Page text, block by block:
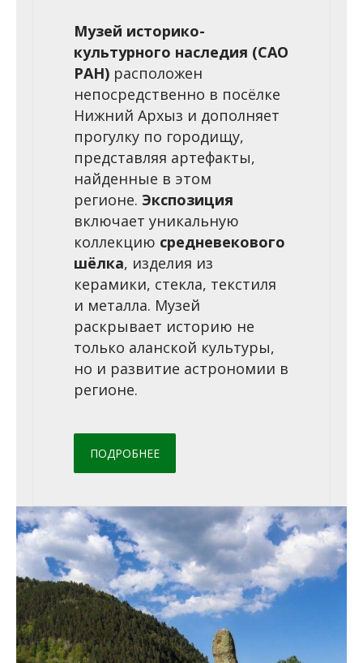
Музей историко-
культурного наследия (САО
РАН) расположен
непосредственно в посёлке
Нижний Архыз и дополняет
прогулку по городищу,
представляя артефакты,
найденные в этом
регионе. Экспозиция
включает уникальную
коллекцию средневекового
шёлка, изделия из
керамики, стекла, текстиля
и металла. Музей
раскрывает историю не
только аланской культуры,
но и развитие астрономии в
регионе.
ПОДРОБНЕЕ